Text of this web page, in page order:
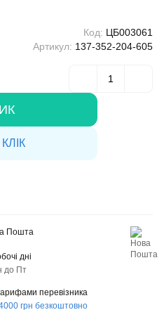
Код: ЦБ003061
Артикул: 137-352-204-605
Пошта
дні
до Пт
перевізника
грн безкоштовно